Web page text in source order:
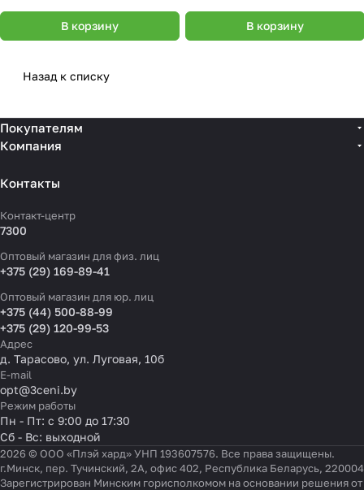
В корзину В корзину
Назад к списку
Покупателям
Компания
Контакты
Контакт-центр
7300
Оптовый магазин для физ. лиц
+375 (29) 169-89-41
Оптовый магазин для юр. лиц
+375 (44) 500-88-99
+375 (29) 120-99-53
Адрес
д. Тарасово, ул. Луговая, 10б
E-mail
opt@3ceni.by
Режим работы
Пн - Пт: с 9:00 до 17:30
Сб - Вс: выходной
2026 © ООО «Плэй хард» УНП 193607576. Все права защищены.
г.Минск, пер. Тучинский, 2А, офис 402, Республика Беларусь, 220004
Зарегистрирован Минским горисполкомом на основании решения от